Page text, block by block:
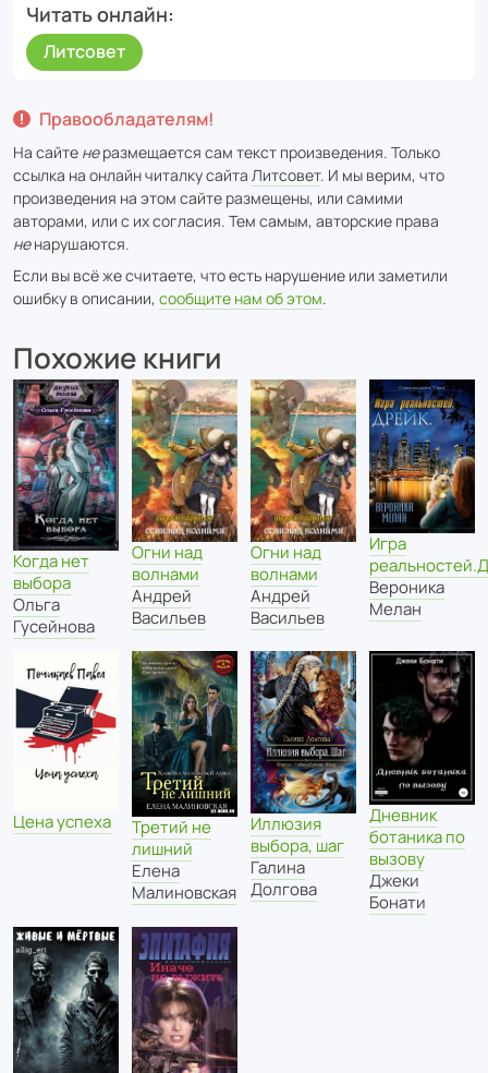
Читать онлайн
Литсовет
Правообладателям!
На сайте неразмещается сам текст произведения. Только
ссылка на онлайн читалку сайта Литсовет. И мы верим, что
произведения на этом сайте размещены, или самими
авторами, или с их согласия. Тем самым, авторские права
ненарушаются.
Если вы всё же считаете, что есть нарушение или заметили
ошибку в описании, сообщите нам об этом.
Похожие книги
Когда нет
выбора
Ольга
Гусейнова
Огни над
волнами
Андрей
Васильев
Огни над
волнами
Андрей
Васильев
Игра
Вероника
Мелан
Цена успеха
Третий не
лишний
Елена
Малиновская
Иллюзия
выбора, шаг
Галина
Долгова
Дневник
ботаника по
вызову
Джеки
Бонати